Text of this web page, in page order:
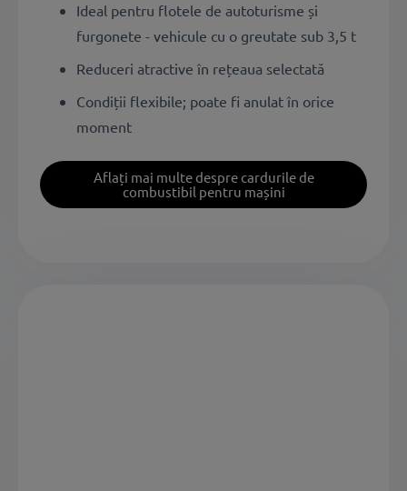
Ideal pentru flotele de autoturisme și
furgonete - vehicule cu o greutate sub 3,5 t
Reduceri atractive în rețeaua selectată
Condiții flexibile; poate fi anulat în orice
moment
Aflați mai multe despre cardurile de
combustibil pentru mașini